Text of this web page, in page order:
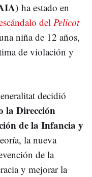
ha estado en
del Pelicot
niña de 12 años,
de violación y
decidió
la Dirección
de la Infancia y
la nueva
de la
y mejorar la